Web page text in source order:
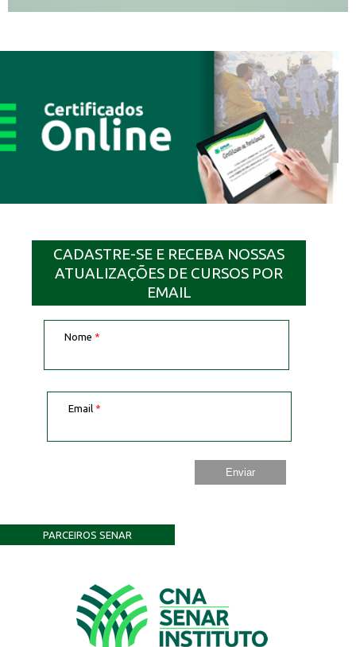
CADASTRE-SE E RECEBA NOSSAS
ATUALIZAÇÕES DE CURSOS POR
EMAIL
Nome *
Email *
PARCEIROS SENAR